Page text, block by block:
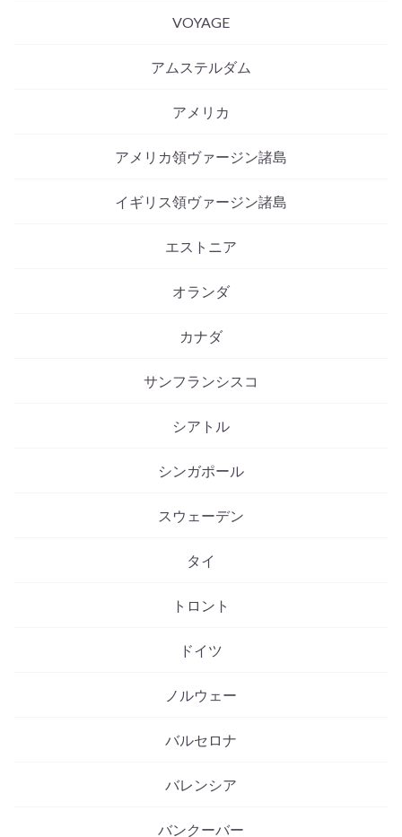
VOYAGE
アムステルダム
アメリカ
アメリカ領ヴァージン諸島
イギリス領ヴァージン諸島
エストニア
オランダ
カナダ
サンフランシスコ
シアトル
シンガポール
スウェーデン
タイ
トロント
ドイツ
ノルウェー
バルセロナ
バレンシア
バンクーバー